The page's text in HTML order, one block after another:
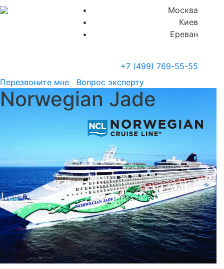
Москва
Киев
Ереван
+7 (499) 769-55-55
Перезвоните мне
Вопрос эксперту
Norwegian Jade